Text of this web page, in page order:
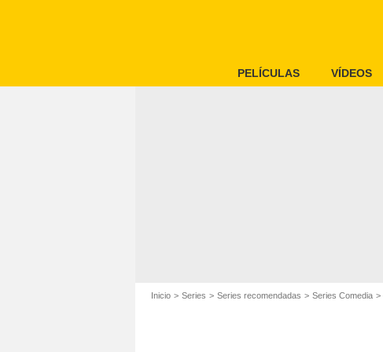
PELÍCULAS VÍDEOS
Inicio Series Series recomendadas Series Comedia